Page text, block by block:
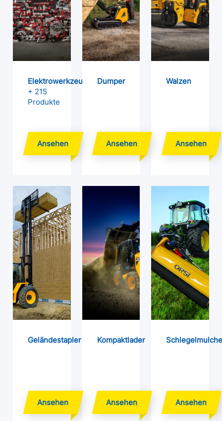
Elektrowerkzeuge
+ 215
Produkte
Dumper Walzen
Geländestapler Kompaktlader